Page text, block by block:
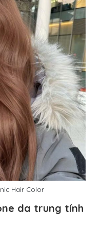
Hair Color
da trung tính